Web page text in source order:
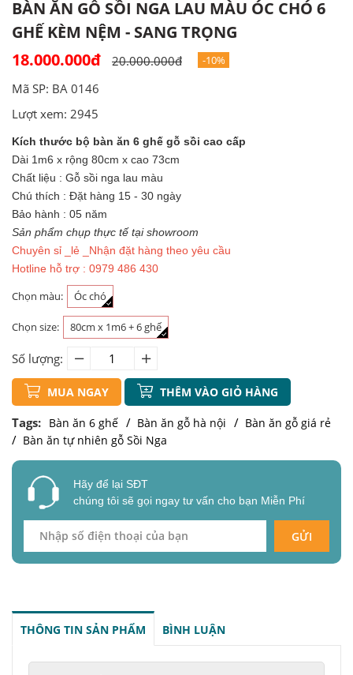
BÀN ĂN GỖ SỒI NGA LAU MÀU ÓC CHÓ 6
GHẾ KÈM NỆM - SANG TRỌNG
18.000.000đ
20.000.000đ -10%
Mã SP: BA 0146
Lượt xem: 2945
Kích thước bộ bàn ăn 6 ghế gỗ sồi cao cấp
Dài 1m6 x rộng 80cm x cao 73cm
Chất liệu : Gỗ sồi nga lau màu
Chú thích : Đặt hàng 15 - 30 ngày
Bảo hành : 05 năm
Sản phẩm chụp thực tế tại showroom
Chuyên sỉ _lẻ _Nhận đặt hàng theo yêu cầu
Hotline hỗ trợ : 0979 486 430
Chọn màu: Óc chó
Chọn size: 80cm x 1m6 + 6 ghế
Số lượng:
MUA NGAY THÊM VÀO GIỎ HÀNG
Tags: Bàn ăn 6 ghế Bàn ăn gỗ hà nội
Bàn ăn gỗ giá rẻ
Bàn ăn tự nhiên gỗ Sồi Nga
Hãy để lại SĐT
chúng tôi sẽ gọi ngay tư vấn cho bạn Miễn Phí
GỬI
THÔNG TIN SẢN PHẨM BÌNH LUẬN